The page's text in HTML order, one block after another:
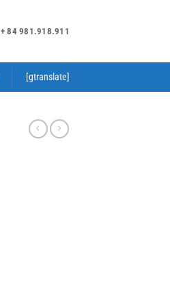
+ 84 981.918.911
[gtranslate]